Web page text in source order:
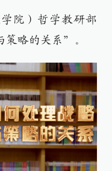
院）哲学教研部
策略的关系”。